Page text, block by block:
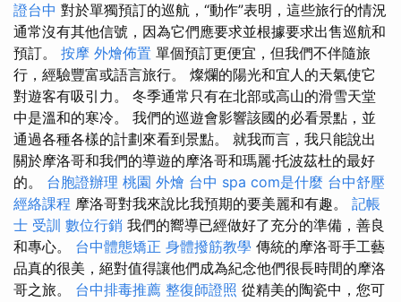
證台中 對於單獨預訂的巡航，“動作”表明，這些旅行的情況
通常沒有其他信號，因為它們應要求並根據要求出售巡航和
預訂。 按摩 外燴佈置 單個預訂更便宜，但我們不伴隨旅
行，經驗豐富或語言旅行。 燦爛的陽光和宜人的天氣使它
對遊客有吸引力。 冬季通常只有在北部或高山的滑雪天堂
中是溫和的寒冷。 我們的巡遊會影響該國的必看景點，並
通過各種各樣的計劃來看到景點。 就我而言，我只能說出
關於摩洛哥和我們的導遊的摩洛哥和瑪麗·托波茲杜的最好
的。 台胞證辦理 桃園 外燴 台中 spa com是什麼 台中舒壓
經絡課程 摩洛哥對我來說比我預期的要美麗和有趣。 記帳
士 受訓 數位行銷 我們的嚮導已經做好了充分的準備，善良
和專心。 台中體態矯正 身體撥筋教學 傳統的摩洛哥手工藝
品真的很美，絕對值得讓他們成為紀念他們很長時間的摩洛
哥之旅。 台中排毒推薦 整復師證照 從精美的陶瓷中，您可